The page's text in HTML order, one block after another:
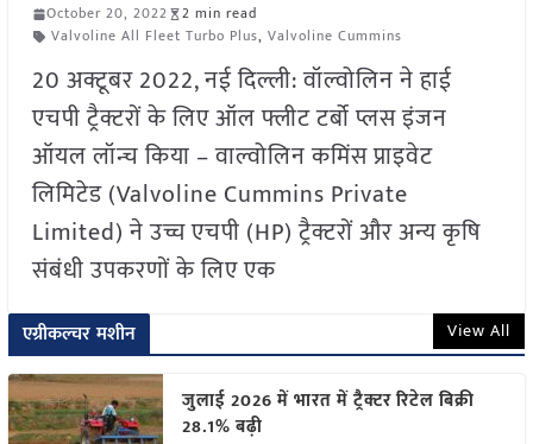
October 20, 2022
2 min read
Valvoline All Fleet Turbo Plus, Valvoline Cummins
20 अक्टूबर 2022, नई दिल्ली: वॉल्वोलिन ने हाई
एचपी ट्रैक्टरों के लिए ऑल फ्लीट टर्बो प्लस इंजन
ऑयल लॉन्च किया – वाल्वोलिन कमिंस प्राइवेट
लिमिटेड (Valvoline Cummins Private
Limited) ने उच्च एचपी (HP) ट्रैक्टरों और अन्य कृषि
संबंधी उपकरणों के लिए एक
एग्रीकल्चर मशीन View All
जुलाई 2026 में भारत में ट्रैक्टर रिटेल बिक्री
28.1% बढ़ी